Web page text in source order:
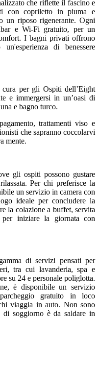
che riflette il fascino e
con copriletto in piuma e
un riposo rigenerante. Ogni
e Wi-Fi gratuito, per un
I bagni privati offrono
di benessere
per gli Ospiti dell’Eight
e immergersi in un’oasi di
e bagno turco.
trattamenti viso e
che sapranno coccolarvi
mente.
gli ospiti possono gustare
Per chi preferisce la
un servizio in camera con
ideale per concludere la
la colazione a buffet, servita
iniziare la giornata con
di servizi pensati per
tra cui lavanderia, spa e
su 24 e personale poliglotta.
è disponibile un servizio
gratuito in loco
viaggia in auto. Non sono
di soggiorno è da saldare in